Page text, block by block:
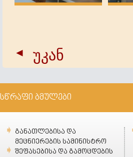
უკან
სწრაფი ბმულები
განათლებისა და
მეცნიერების სამინისტრო
შეფასებისა და გამოცდების